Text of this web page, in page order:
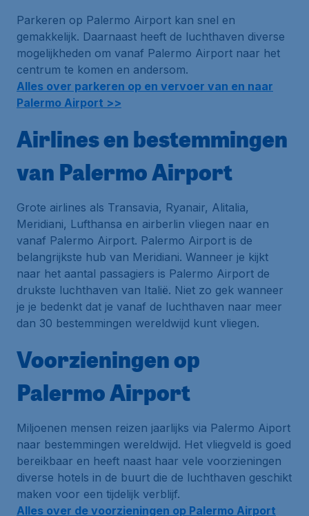
Parkeren op Palermo Airport kan snel en
gemakkelijk. Daarnaast heeft de luchthaven diverse
mogelijkheden om vanaf Palermo Airport naar het
centrum te komen en andersom.
Alles over parkeren op en vervoer van en naar
Palermo Airport >>
Airlines en bestemmingen
van Palermo Airport
Grote airlines als Transavia, Ryanair, Alitalia,
Meridiani, Lufthansa en airberlin vliegen naar en
vanaf Palermo Airport. Palermo Airport is de
belangrijkste hub van Meridiani. Wanneer je kijkt
naar het aantal passagiers is Palermo Airport de
drukste luchthaven van Italië. Niet zo gek wanneer
je je bedenkt dat je vanaf de luchthaven naar meer
dan 30 bestemmingen wereldwijd kunt vliegen.
Voorzieningen op
Palermo Airport
Miljoenen mensen reizen jaarlijks via Palermo Aiport
naar bestemmingen wereldwijd. Het vliegveld is goed
bereikbaar en heeft naast haar vele voorzieningen
diverse hotels in de buurt die de luchthaven geschikt
maken voor een tijdelijk verblijf.
Alles over de voorzieningen op Palermo Airport